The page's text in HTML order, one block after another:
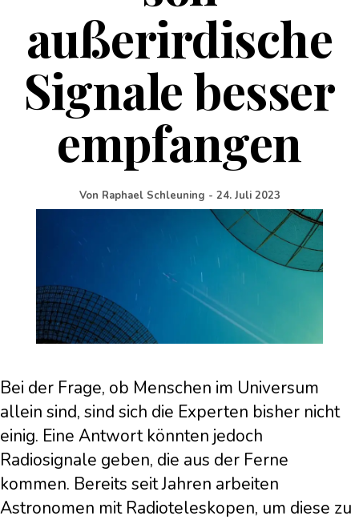
außerirdische
Signale besser
empfangen
Von Raphael Schleuning - 24. Juli 2023
Bei der Frage, ob Menschen im Universum
allein sind, sind sich die Experten bisher nicht
einig. Eine Antwort könnten jedoch
Radiosignale geben, die aus der Ferne
kommen. Bereits seit Jahren arbeiten
Astronomen mit Radioteleskopen, um diese zu